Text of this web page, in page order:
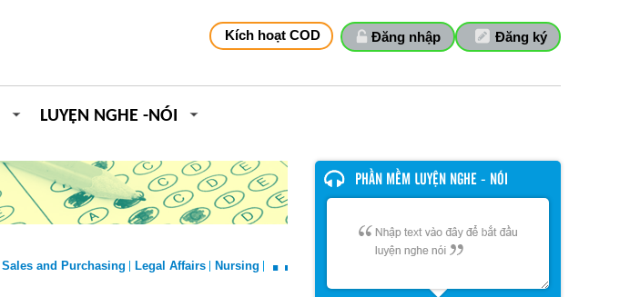
Đăng ký
Đăng nhập
Kích hoạt COD
LUYỆN NGHE -NÓI
Sales and Purchasing Legal Affairs Nursing ..
PHẦN MỀM LUYỆN NGHE - NÓI